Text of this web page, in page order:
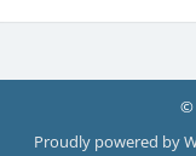
©
Proudly powered by